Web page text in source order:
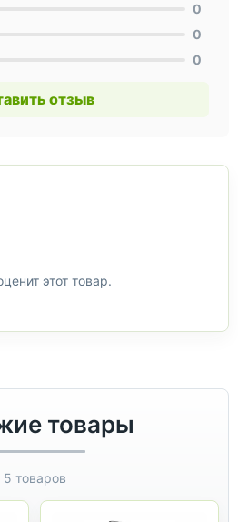
0
0
0
отзыв
этот товар.
товары
5 товаров